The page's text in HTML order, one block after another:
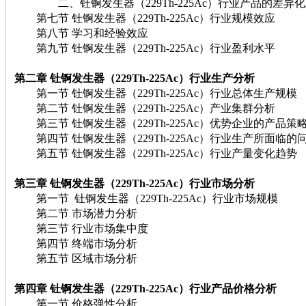
二、钍锕发生器（229Th-225Ac）行业产品的差异化
第七节 钍锕发生器（229Th-225Ac）行业规模效应
第八节 学习和经验效应
第九节 钍锕发生器（229Th-225Ac）行业盈利水平
第二章 钍锕发生器（229Th-225Ac）行业生产分析
第一节 钍锕发生器（229Th-225Ac）行业总体生产规模
第二节 钍锕发生器（229Th-225Ac）产业集群分析
第三节 钍锕发生器（229Th-225Ac）优势企业的产品策
第四节 钍锕发生器（229Th-225Ac）行业生产所面临的
第五节 钍锕发生器（229Th-225Ac）行业产量变化趋势
第三章 钍锕发生器（229Th-225Ac）行业市场分析
第一节 钍锕发生器（229Th-225Ac）行业市场规模
第二节 市场潜力分析
第三节 行业市场集中度
第四节 终端市场分析
第五节 区域市场分析
第四章 钍锕发生器（229Th-225Ac）行业产品价格分析
第一节 价格弹性分析